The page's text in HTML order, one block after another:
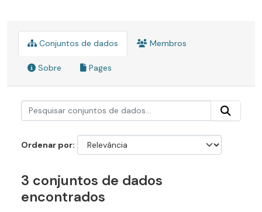
Conjuntos de dados Membros
Sobre Pages
Ordenar por
3 conjuntos de dados
encontrados